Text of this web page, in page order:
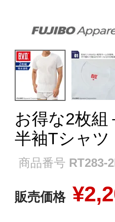
お得な2枚組
半袖Tシャツ
商品番号 RT283-
販売価格 ¥